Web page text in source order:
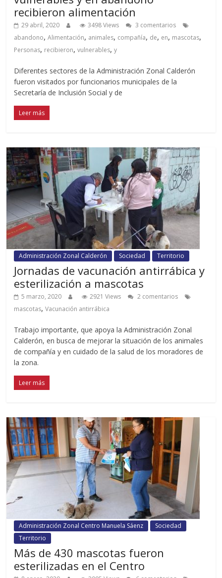
recibieron alimentación
29 abril, 2020 3498 Views
3 comentarios
abandono,Alimentación, animales, compañía, de, en, mascotas,
Personas, recibieron,vulnerables,y
Diferentes sectores de la Administración Zonal Calderón
fueron visitados por funcionarios municipales de la
Secretaría de Inclusión Social y de
Leer más
Administración Zonal Calderón Sociedad Territorio
Jornadas de vacunación antirrábica y
esterilización a mascotas
5 marzo, 2020 2921 Views
2 comentarios
mascotas,Vacunación antirrábica
Trabajo importante, que apoya la Administración Zonal
Calderón, en busca de mejorar la situación de los animales
de compañía y en cuidado de la salud de los moradores de
la zona.
Leer más
Administración Zonal Centro Manuela Sáenz
Sociedad
Territorio
Más de 430 mascotas fueron
esterilizadas en el Centro